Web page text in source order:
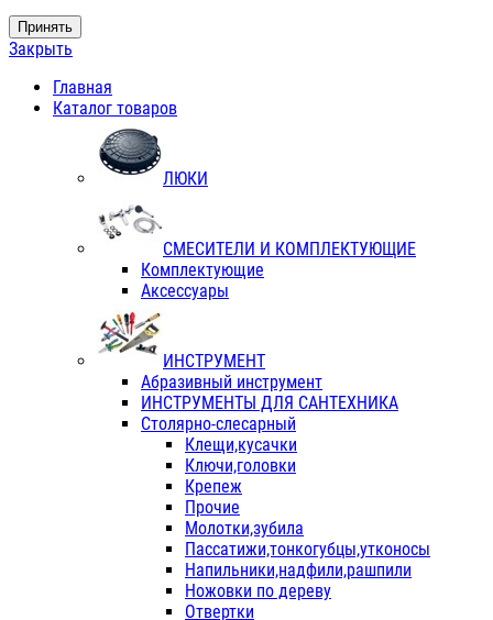
Принять
Закрыть
Главная
Каталог товаров
ЛЮКИ
СМЕСИТЕЛИ И КОМПЛЕКТУЮЩИЕ
Комплектующие
Аксессуары
ИНСТРУМЕНТ
Абразивный инструмент
ИНСТРУМЕНТЫ ДЛЯ САНТЕХНИКА
Столярно-слесарный
Клещи,кусачки
Ключи,головки
Крепеж
Прочие
Молотки,зубила
Пассатижи,тонкогубцы,утконосы
Напильники,надфили,рашпили
Ножовки по дереву
Отвертки